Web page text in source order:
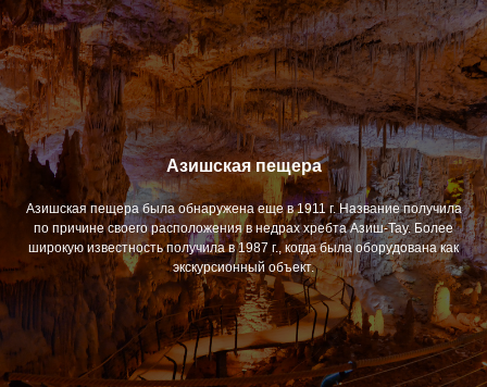
Азишская пещера
Азишская пещера была обнаружена еще в 1911 г. Название получила
по причине своего расположения в недрах хребта Азиш-Тау. Более
широкую известность получила в 1987 г., когда была оборудована как
экскурсионный объект.